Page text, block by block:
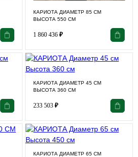
КАРИОТА ДИАМЕТР 85 СМ
ВЫСОТА 550 СМ
1 860 436 ₽
КАРИОТА ДИАМЕТР 45 СМ
ВЫСОТА 360 СМ
233 503 ₽
КАРИОТА ДИАМЕТР 65 СМ